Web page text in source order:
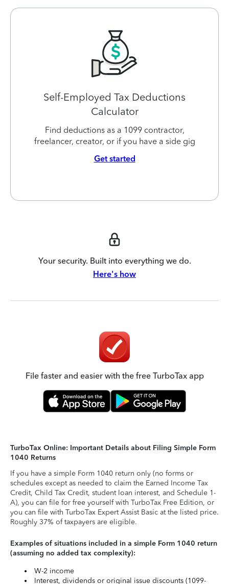
Self-Employed Tax Deductions
Calculator
Find deductions as a 1099 contractor,
freelancer, creator, or if you have a side gig
Get started
Your security. Built into everything we do.
Here's how
File faster and easier with the free TurboTax app
TurboTax Online: Important Details about Filing Simple Form
1040 Returns
If you have a simple Form 1040 return only (no forms or
schedules except as needed to claim the Earned Income Tax
Credit, Child Tax Credit, student loan interest, and Schedule 1-
A), you can file for free yourself with TurboTax Free Edition, or
you can file with TurboTax Expert Assist Basic at the listed price.
Roughly 37% of taxpayers are eligible.
Examples of situations included in a simple Form 1040 return
(assuming no added tax complexity):
W-2 income
Interest, dividends or original issue discounts (1099-